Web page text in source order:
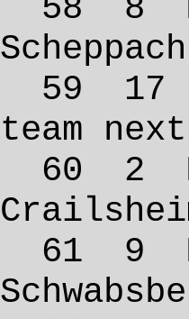
58 8
59 17
team
60 2
61 9